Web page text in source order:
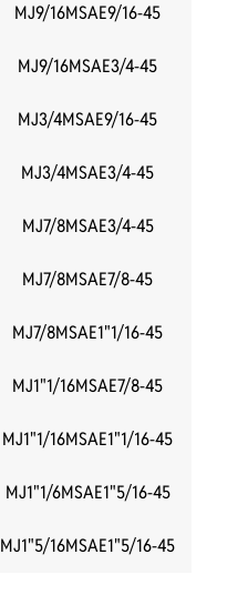
MJ9/16MSAE9/16-45
MJ9/16MSAE3/4-45
MJ3/4MSAE9/16-45
MJ3/4MSAE3/4-45
MJ7/8MSAE3/4-45
MJ7/8MSAE7/8-45
MJ7/8MSAE1"1/16-45
MJ1"1/16MSAE7/8-45
MJ1"1/16MSAE1"1/16-45
MJ1"1/6MSAE1"5/16-45
MJ1"5/16MSAE1"5/16-45